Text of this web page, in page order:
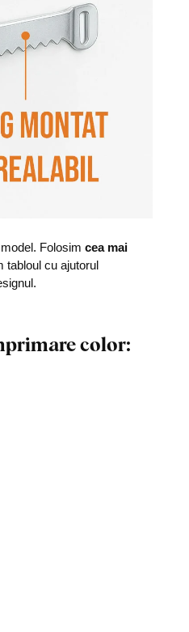
Folosim cea mai
tabloul cu ajutorul
color: